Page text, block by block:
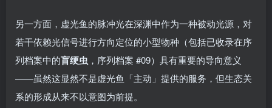
另一方面，虚光鱼的脉冲光在深渊中作为一种被动光源，对
若干依赖光信号进行方向定位的小型物种（包括已收录在序
列档案中的盲绠虫 ，序列档案 #09）具有重要的导向意义
——虽然这显然不是虚光鱼「主动」提供的服务，但生态关
系的形成从来不以意图为前提。